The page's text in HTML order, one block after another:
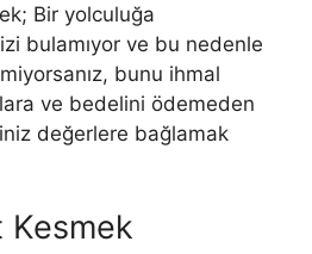
Bir yolculuğa
bulamıyor ve bu nedenle
bunu ih­mal
ve bedelini ödemeden
değerlere bağlamak
Kesmek